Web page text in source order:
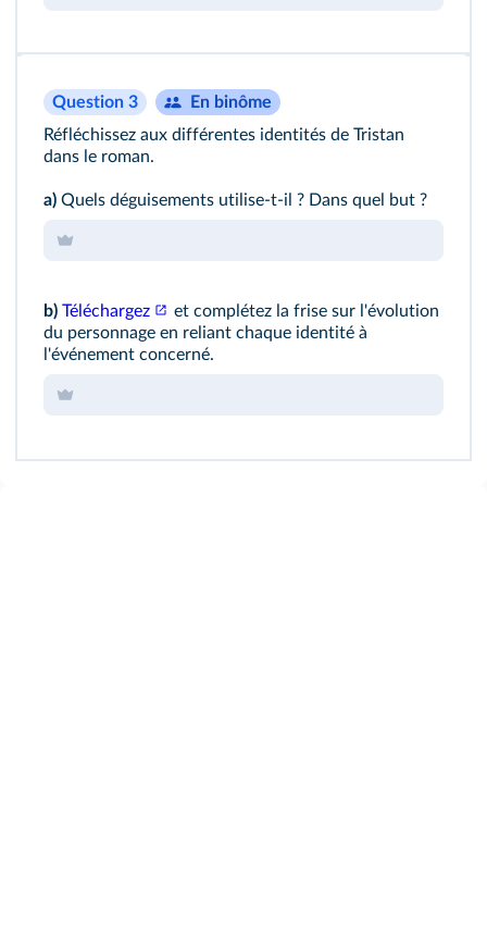
Question 3
En binôme
Réfléchissez aux différentes identités de Tristan
dans le roman.
a) Quels déguisements utilise-t-il ? Dans quel but ?
b) Téléchargez
et complétez la frise sur l'évolution
du personnage en reliant chaque identité à
l'événement concerné.